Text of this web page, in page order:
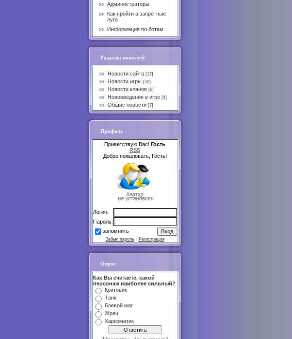
Администраторы
Как пройти в запретные
луга
Информация по ботам
Разделы новостей
Новости сайта [17]
Новости игры [50]
Новости кланов [6]
Нововведения в игре [4]
Общие новости [7]
Профиль
Приветствую Вас! Гость
RSS
Добро пожаловать, Гость!
Логин:
Пароль:
запомнить
Забыл пароль· Регистрация
Опрос
Как Вы считаете, какой
персонаж наиболее сильный?
Критовик
Танк
Боевой маг
Жрец
Харизматик